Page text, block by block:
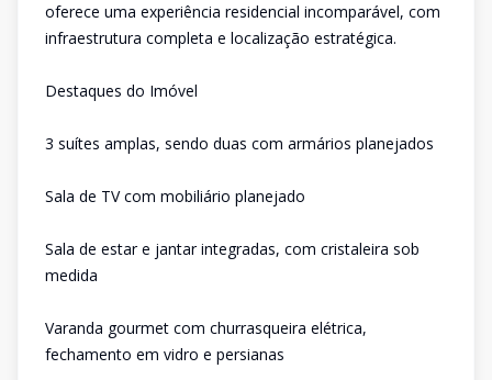
oferece uma experiência residencial incomparável, com
infraestrutura completa e localização estratégica.
Destaques do Imóvel
3 suítes amplas, sendo duas com armários planejados
Sala de TV com mobiliário planejado
Sala de estar e jantar integradas, com cristaleira sob
medida
Varanda gourmet com churrasqueira elétrica,
fechamento em vidro e persianas